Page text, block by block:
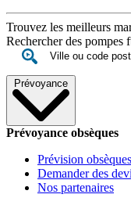
Trouvez les meilleurs
Rechercher des pompes
Prévoyance
Prévoyance obsèques
Prévision obsèques
Demander des
Nos partenaires